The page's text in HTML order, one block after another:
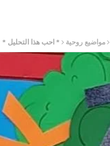
مواضيع روحية * احب هذا التحليل *